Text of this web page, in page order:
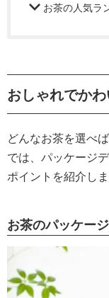
お茶の人気ラ
おしゃれでか
どんなお茶を選べ
では、パッケージ
ポイントを紹介しま
お茶のパッケー